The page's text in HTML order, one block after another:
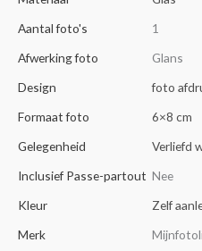
Aantal foto's
1
Afwerking foto
Glans
Design
foto
Formaat foto
6×8 cm
Gelegenheid
Verliefd
Inclusief Passe-partout Nee
Kleur
Zelf
Merk